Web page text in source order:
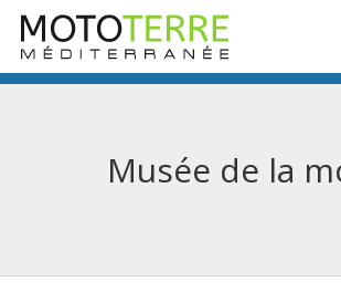
Musée de la